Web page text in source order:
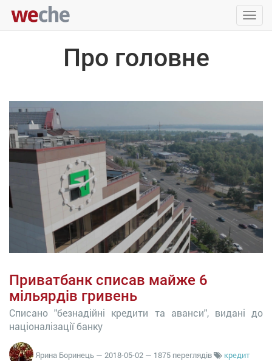
Про головне
Приватбанк списав майже 6
мільярдів гривень
Списано "безнадійні кредити та аванси", видані до
націоналізації банку
Ярина Боринець — 2018-05-02 — 1875 переглядів
кредит